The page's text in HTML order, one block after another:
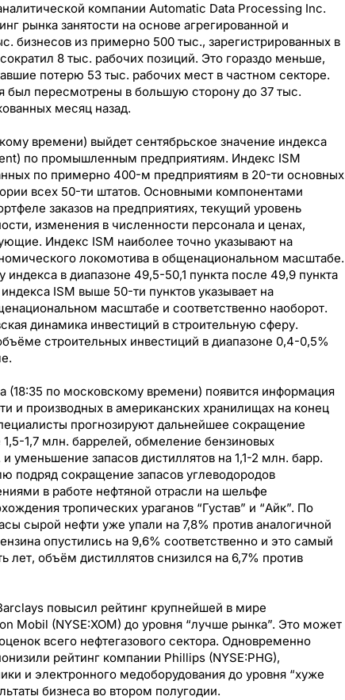
компании Automatic Data Processing Inc.
рынка занятости на основе агрегированной и
бизнесов из примерно 500 тыс., зарегистрированных в
8 тыс. рабочих позиций. Это гораздо меньше,
потерю 53 тыс. рабочих мест в частном секторе.
был пересмотрены в большую сторону до 37 тыс.
месяц назад.
времени) выйдет сентябрьское значение индекса
по промышленным предприятиям. Индекс ISM
по примерно 400-м предприятиям в 20-ти основных
всех 50-ти штатов. Основными компонентами
заказов на предприятиях, текущий уровень
изменения в численности персонала и ценах,
Индекс ISM наиболее точно указывают на
локомотива в общенациональном масштабе.
в диапазоне 49,5-50,1 пункта после 49,9 пункта
ISM выше 50-ти пунктов указывает на
масштабе и соответственно наоборот.
динамика инвестиций в строительную сферу.
строительных инвестиций в диапазоне 0,4-0,5%
(18:35 по московскому времени) появится информация
и производных в американских хранилищах на конец
прогнозируют дальнейшее сокращение
1,7 млн. баррелей, обмеление бензиновых
уменьшение запасов дистиллятов на 1,1-2 млн. барр.
сокращение запасов углеводородов
в работе нефтяной отрасли на шельфе
тропических ураганов “Густав” и “Айк”. По
сырой нефти уже упали на 7,8% против аналогичной
опустились на 9,6% соответственно и это самый
лет, объём дистиллятов снизился на 6,7% против
повысил рейтинг крупнейшей в мире
Mobil (NYSE:XOM) до уровня “лучше рынка”. Это может
всего нефтегазового сектора. Одновременно
рейтинг компании Phillips (NYSE:PHG),
и электронного медоборудования до уровня “хуже
бизнеса во втором полугодии.